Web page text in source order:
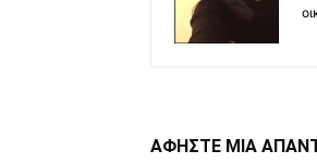
ΑΦΗΣΤΕ ΜΙΑ